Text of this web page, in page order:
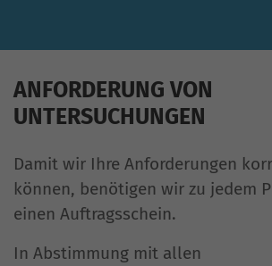
ANFORDERUNG VON
UNTERSUCHUNGEN
Damit wir Ihre Anforderungen
können, benötigen wir zu jedem
einen Auftragsschein.
In Abstimmung mit allen